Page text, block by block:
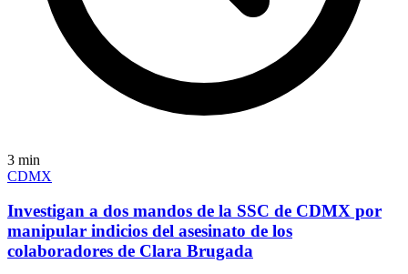
3 min
CDMX
Investigan a dos mandos de la SSC de CDMX por
manipular indicios del asesinato de los
colaboradores de Clara Brugada